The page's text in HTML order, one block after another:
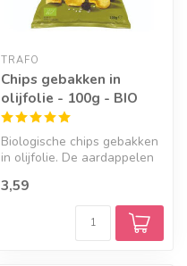
TRAFO
Chips gebakken in
olijfolie - 100g - BIO
Biologische chips gebakken
in olijfolie. De aardappelen
3,59